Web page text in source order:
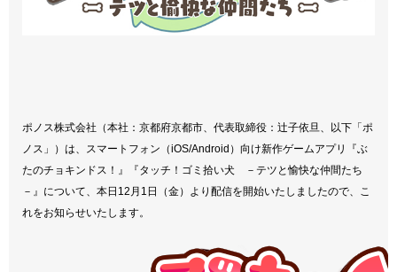
ポノス株式会社（本社：京都府京都市、代表取締役：辻子依旦、以下「ポ
ノス」）は、スマートフォン（iOS/Android）向け新作ゲームアプリ『ぶ
たのチョキンドス！』『タッチ！ゴミ拾い犬 －テツと愉快な仲間たち
－』について、本日12月1日（金）より配信を開始いたしましたので、こ
れをお知らせいたします。